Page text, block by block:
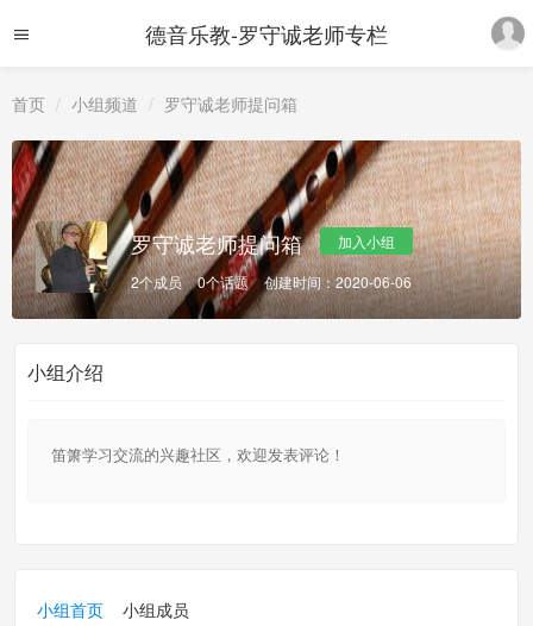
德音乐教-罗守诚老师专栏
首页 小组频道 罗守诚老师提问箱
罗守诚老师提问箱
加入小组
2个成员 0个话题 创建时间：2020-06-06
小组介绍
笛箫学习交流的兴趣社区，欢迎发表评论！
小组首页 小组成员